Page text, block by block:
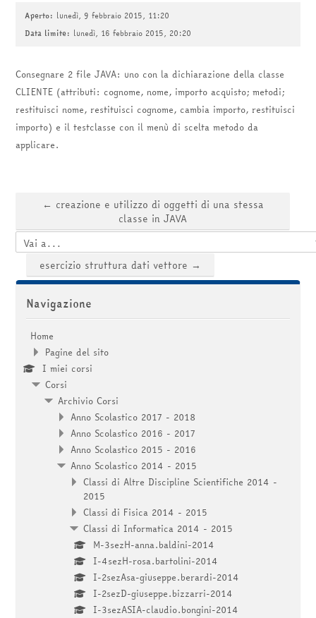
Aperto: lunedì, 9 febbraio 2015, 11:20
Data limite: lunedì, 16 febbraio 2015, 20:20
Consegnare 2 file JAVA: uno con la dichiarazione della classe
CLIENTE (attributi: cognome, nome, importo acquisto; metodi;
restituisci nome, restituisci cognome, cambia importo, restituisci
importo) e il testclasse con il menù di scelta metodo da
applicare.
← creazione e utilizzo di oggetti di una stessa
classe in JAVA
Vai a...
esercizio struttura dati vettore →
Salta Navigazione
Navigazione
Home
Pagine del sito
I miei corsi
Corsi
Archivio Corsi
Anno Scolastico 2017 - 2018
Anno Scolastico 2016 - 2017
Anno Scolastico 2015 - 2016
Anno Scolastico 2014 - 2015
Classi di Altre Discipline Scientifiche 2014 -
2015
Classi di Fisica 2014 - 2015
Classi di Informatica 2014 - 2015
M-3sezH-anna.baldini-2014
I-4sezH-rosa.bartolini-2014
I-2sezAsa-giuseppe.berardi-2014
I-2sezD-giuseppe.bizzarri-2014
I-3sezASIA-claudio.bongini-2014